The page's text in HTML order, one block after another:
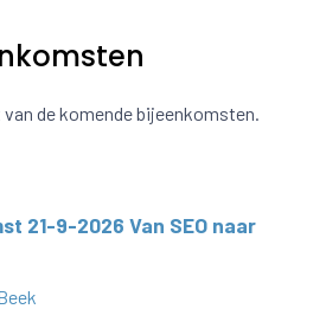
de komende bijeenkomsten.
21-9-2026 Van SEO naar